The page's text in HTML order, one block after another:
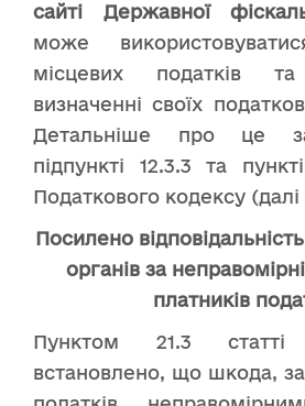
сайті Державної
може
місцевих податків
визначенні своїх
Детальніше про це
підпункті 12.3.3 та
Податкового кодексу
Посилено
органів за
платників
Пунктом 21.3
встановлено, що шкода,